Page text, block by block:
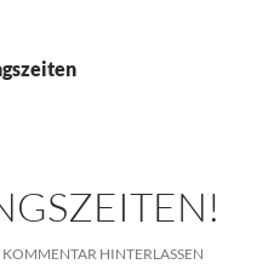
KOMMENTAR HINTERLASSEN